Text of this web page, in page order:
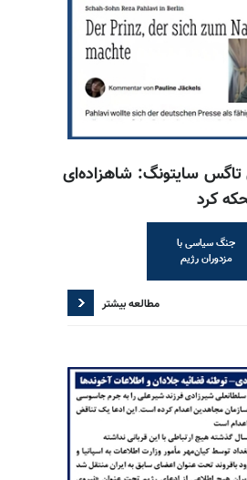
تاگس سایتونگ: شاهزاده‌ای
کرد
جنگ سیاسی با
مزدوران رژیم
مطالعه بیشتر